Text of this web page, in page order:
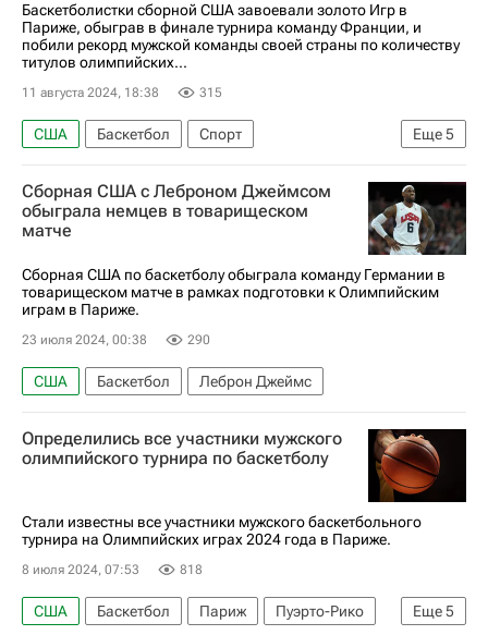
Баскетболистки сборной США завоевали золото Игр в
Париже, обыграв в финале турнира команду Франции, и
побили рекорд мужской команды своей страны по количеству
титулов олимпийских...
11 августа 2024, 18:38 315
Еще5
США Баскетбол
Спорт
Олимпийские игры
Летние Олимпийские игры 2024
США
Париж
Сборная США с Леброном Джеймсом
обыграла немцев в товарищеском
матче
Сборная США по баскетболу обыграла команду Германии в
товарищеском матче в рамках подготовки к Олимпийским
играм в Париже.
23 июля 2024, 00:38 290
США Баскетбол Леброн Джеймс
Определились все участники мужского
олимпийского турнира по баскетболу
Стали известны все участники мужского баскетбольного
турнира на Олимпийских играх 2024 года в Париже.
8 июля 2024, 07:53 818
Еще5
США Баскетбол Париж
Пуэрто-Рико